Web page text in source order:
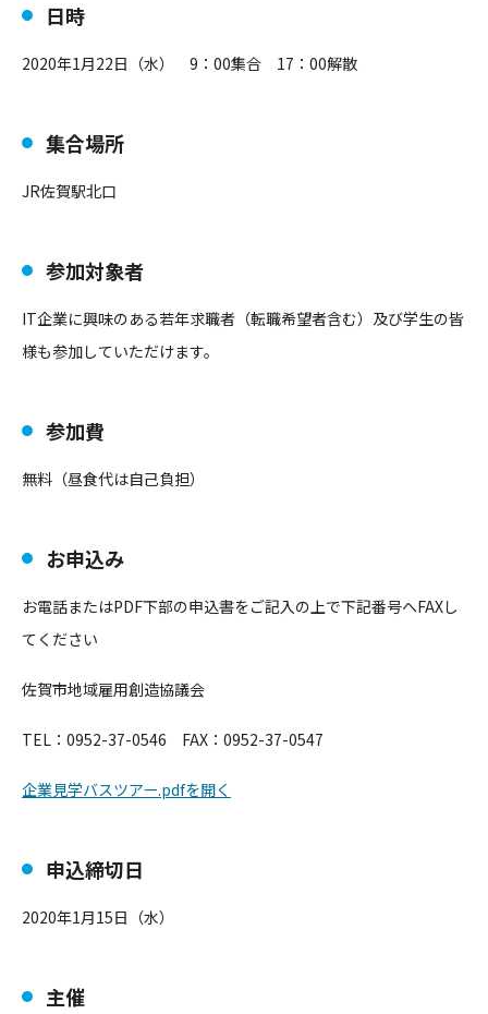
日時
2020年1月22日（水） 9：00集合 17：00解散
集合場所
JR佐賀駅北口
参加対象者
IT企業に興味のある若年求職者（転職希望者含む）及び学生の皆
様も参加していただけます。
参加費
無料（昼食代は自己負担）
お申込み
お電話またはPDF下部の申込書をご記入の上で下記番号へFAXし
てください
佐賀市地域雇用創造協議会
TEL：0952-37-0546 FAX：0952-37-0547
企業見学バスツアー.pdfを開く
申込締切日
2020年1月15日（水）
主催